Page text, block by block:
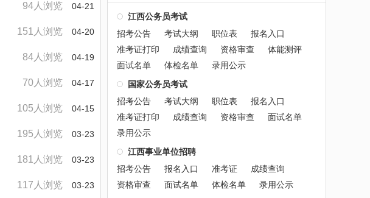
04-21
94人浏览
04-20
151人浏览
04-19
84人浏览
04-17
70人浏览
04-15
105人浏览
03-23
195人浏览
03-23
181人浏览
03-23
117人浏览
江西公务员考试
招考公告
考试大纲 职位表
报名入口
准考证打印
成绩查询 资格审查
体能测评
面试名单
体检名单
录用公示
国家公务员考试
招考公告
考试大纲 职位表
报名入口
准考证打印
成绩查询 资格审查
面试名单
录用公示
江西事业单位招聘
招考公告
报名入口 准考证
成绩查询
资格审查
面试名单 体检名单
录用公示